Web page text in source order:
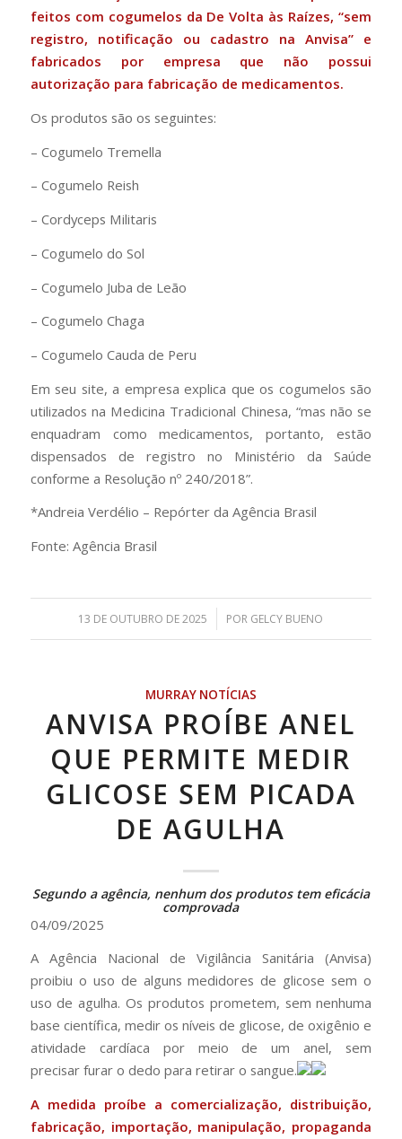
feitos com cogumelos da De Volta às Raízes, “sem
registro, notificação ou cadastro na Anvisa” e
fabricados por empresa que não possui
autorização para fabricação de medicamentos.
Os produtos são os seguintes:
– Cogumelo Tremella
– Cogumelo Reish
– Cordyceps Militaris
– Cogumelo do Sol
– Cogumelo Juba de Leão
– Cogumelo Chaga
– Cogumelo Cauda de Peru
Em seu site, a empresa explica que os cogumelos são
utilizados na Medicina Tradicional Chinesa, “mas não se
enquadram como medicamentos, portanto, estão
dispensados de registro no Ministério da Saúde
conforme a Resolução nº 240/2018”.
*Andreia Verdélio – Repórter da Agência Brasil
Fonte: Agência Brasil
13 DE OUTUBRO DE 2025
/ POR GELCY BUENO
MURRAY NOTÍCIAS
ANVISA PROÍBE ANEL
QUE PERMITE MEDIR
GLICOSE SEM PICADA
DE AGULHA
Segundo a agência, nenhum dos produtos tem eficácia
comprovada
04/09/2025
A Agência Nacional de Vigilância Sanitária (Anvisa)
proibiu o uso de alguns medidores de glicose sem o
uso de agulha. Os produtos prometem, sem nenhuma
base científica, medir os níveis de glicose, de oxigênio e
atividade cardíaca por meio de um anel, sem
precisar furar o dedo para retirar o sangue.
A medida proíbe a comercialização, distribuição,
fabricação, importação, manipulação, propaganda